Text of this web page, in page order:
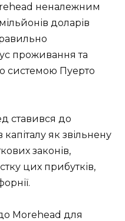
неналежним
доларів
проживання та
системою Пуерто
ставився до
як звільнену
законів,
цих прибутків,
Morehead для